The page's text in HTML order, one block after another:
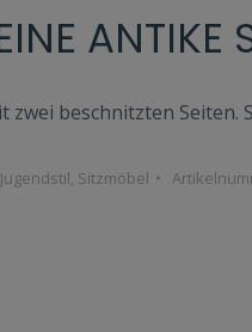
ANTIKE
zwei beschnitzten Seiten.
Jugendstil, Sitzmöbel